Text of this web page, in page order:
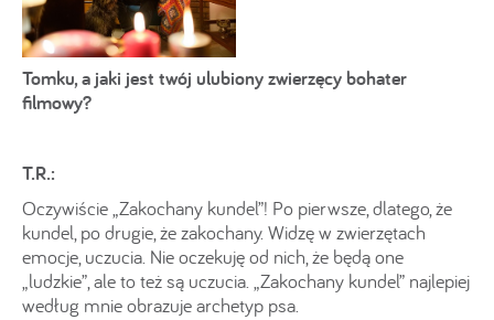
Tomku, a jaki jest twój ulubiony zwierzęcy bohater
filmowy?
T.R.:
Oczywiście „Zakochany kundel”! Po pierwsze, dlatego, że
kundel, po drugie, że zakochany. Widzę w zwierzętach
emocje, uczucia. Nie oczekuję od nich, że będą one
„ludzkie”, ale to też są uczucia. „Zakochany kundel” najlepiej
według mnie obrazuje archetyp psa.